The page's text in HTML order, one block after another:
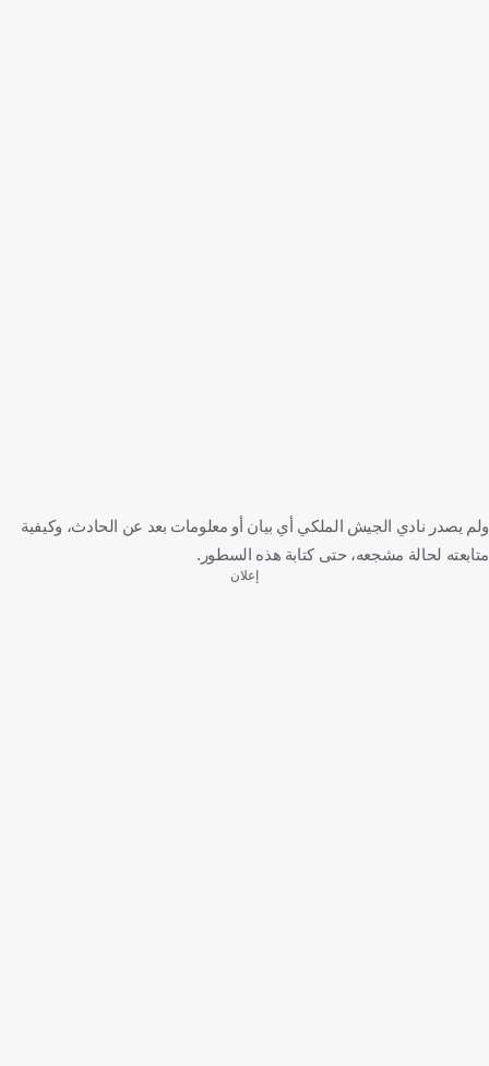
ولم يصدر نادي الجيش الملكي أي بيان أو معلومات بعد عن الحادث، وكيفية
متابعته لحالة مشجعه، حتى كتابة هذه السطور.
إعلان